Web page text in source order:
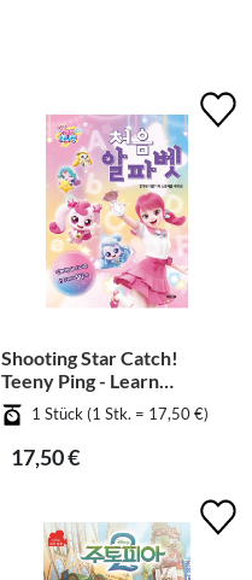
Shooting Star Catch!
Teeny Ping - Learn
Alphabet
1 Stück (1 Stk. = 17,50 €)
17,50 €